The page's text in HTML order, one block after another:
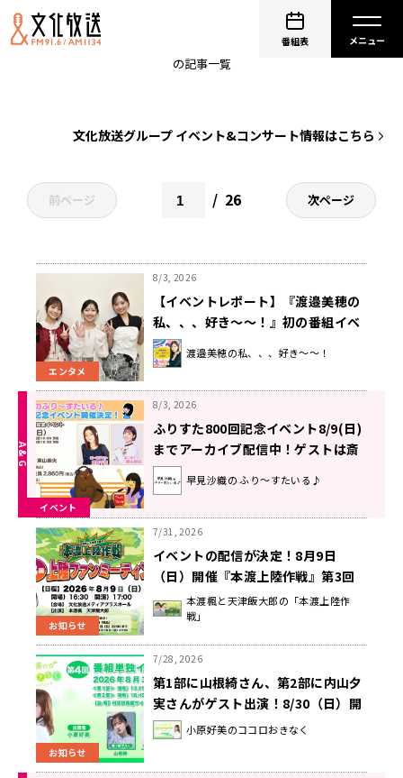
番組表
の記事一覧
文化放送グループ イベント&コンサート情報はこちら
前ページ 26 次ページ
エンタメ
8/3, 2026
【イベントレポート】『渡邉美穂の
私、、、好き～～！』初の番組イベ
ントを開催！ 宮田愛萌、濱岸ひより
がゲストに登場
渡邉美穂の私、、、好き～～！
イベント
8/3, 2026
ふりすた800回記念イベント8/9(日)
までアーカイブ配信中！ゲストは斎
藤千和さん、東山奈央さん【早見沙
織のふり～すたいる♪】
早見沙織の ふり～すたいる♪
お知らせ
7/31, 2026
イベントの配信が決定！8月9日
（日）開催『本渡上陸作戦』第3回
番組ファンミーティング
本渡楓と天津飯大郎の「本渡上陸作
戦」
お知らせ
7/28, 2026
第1部に山根綺さん、第2部に内山夕
実さんがゲスト出演！8/30（日）開
催『小原好美のココロおきなく』番
組イベント
小原好美のココロおきなく